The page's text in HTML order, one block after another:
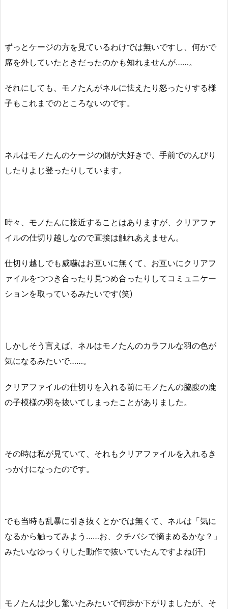
ずっとケージの方を見ているわけでは無いですし、何かで
席を外していたときだったのかも知れませんが……。
それにしても、モノたんがネルに怯えたり怒ったりする様
子もこれまでのところないのです。
ネルはモノたんのケージの側が大好きで、手前でのんびり
したりよじ登ったりしています。
時々、モノたんに接近することはありますが、クリアファ
イルの仕切り越しなので直接は触れあえません。
仕切り越しでも威嚇はお互いに無くて、お互いにクリアフ
ァイルをつつき合ったり見つめ合ったりしてコミュニケー
ションを取っているみたいです(笑)
しかしそう言えば、ネルはモノたんのカラフルな羽の色が
気になるみたいで……。
クリアファイルの仕切りを入れる前にモノたんの脇腹の鹿
の子模様の羽を抜いてしまったことがありました。
その時は私が見ていて、それもクリアファイルを入れるき
っかけになったのです。
でも当時も乱暴に引き抜くとかでは無くて、ネルは「気に
なるから触ってみよう……お、クチバシで摘まめるかな？」
みたいなゆっくりした動作で抜いていたんですよね(汗)
モノたんは少し驚いたみたいで何歩か下がりましたが、そ